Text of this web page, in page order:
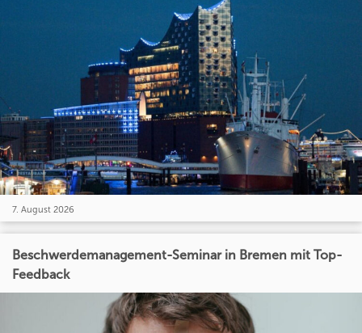
7. August 2026
Beschwerdemanagement-Seminar in Bremen mit Top-
Feedback